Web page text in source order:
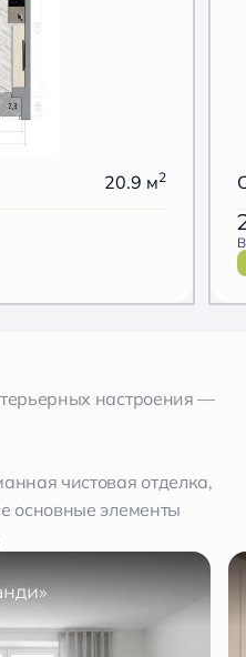
20.9 м2
настроения —
чистовая отделка,
основные элементы